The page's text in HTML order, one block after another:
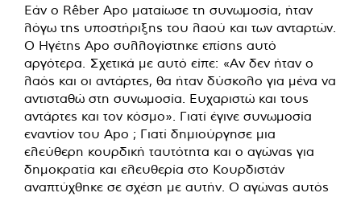
Εάν ο Rêber Apo ματαίωσε τη συνωμοσία, ήταν
λόγω της υποστήριξης του λαού και των ανταρτών.
Ο Ηγέτης Apo συλλογίστηκε επίσης αυτό
αργότερα. Σχετικά με αυτό είπε: «Αν δεν ήταν ο
λαός και οι αντάρτες, θα ήταν δύσκολο για μένα να
αντισταθώ στη συνωμοσία. Ευχαριστώ και τους
αντάρτες και τον κόσμο». Γιατί έγινε συνωμοσία
εναντίον του Apo ; Γιατί δημιούργησε μια
ελεύθερη κουρδική ταυτότητα και ο αγώνας για
δημοκρατία και ελευθερία στο Κουρδιστάν
αναπτύχθηκε σε σχέση με αυτήν. Ο αγώνας αυτός